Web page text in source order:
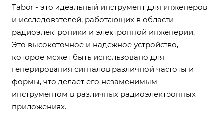
Tabor - это идеальный инструмент для инженеров
и исследователей, работающих в области
радиоэлектроники и электронной инженерии.
Это высокоточное и надежное устройство,
которое может быть использовано для
генерирования сигналов различной частоты и
формы, что делает его незаменимым
инструментом в различных радиоэлектронных
приложениях.